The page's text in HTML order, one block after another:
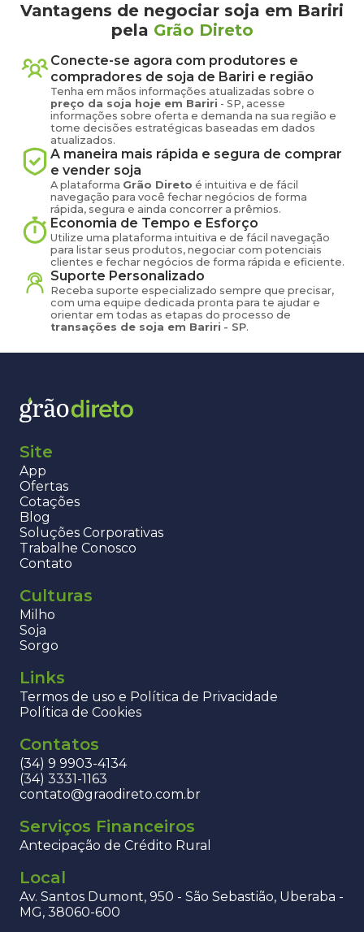
Vantagens de negociar soja em Bariri
pela Grão Direto
Conecte-se agora com produtores e
compradores de soja de Bariri e região
Tenha em mãos informações atualizadas sobre o
preço da soja hoje em Bariri - SP, acesse
informações sobre oferta e demanda na sua região e
tome decisões estratégicas baseadas em dados
atualizados.
A maneira mais rápida e segura de comprar
e vender soja
A plataforma Grão Direto é intuitiva e de fácil
navegação para você fechar negócios de forma
rápida, segura e ainda concorrer a prêmios.
Economia de Tempo e Esforço
Utilize uma plataforma intuitiva e de fácil navegação
para listar seus produtos, negociar com potenciais
clientes e fechar negócios de forma rápida e eficiente.
Suporte Personalizado
Receba suporte especializado sempre que precisar,
com uma equipe dedicada pronta para te ajudar e
orientar em todas as etapas do processo de
transações de soja em Bariri - SP.
Site
App
Ofertas
Cotações
Blog
Soluções Corporativas
Trabalhe Conosco
Contato
Culturas
Milho
Soja
Sorgo
Links
Termos de uso e Política de Privacidade
Política de Cookies
Contatos
(34) 9 9903-4134
(34) 3331-1163
contato@graodireto.com.br
Serviços Financeiros
Antecipação de Crédito Rural
Local
Av. Santos Dumont, 950 - São Sebastião, Uberaba -
MG, 38060-600